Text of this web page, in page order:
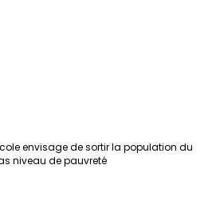
envisage de sortir la population du
niveau de pauvreté